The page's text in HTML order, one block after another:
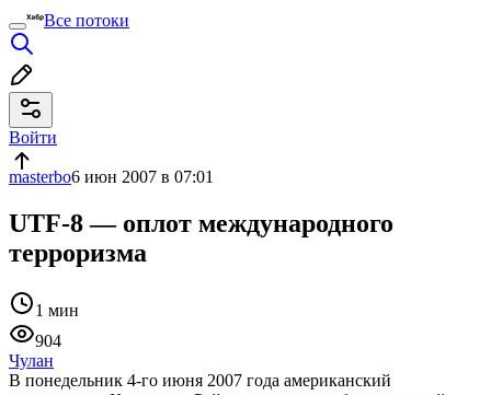
Все потоки
Войти
masterbo6 июн 2007 в 07:01
UTF-8 — оплот международного
терроризма
1 мин
904
Чулан
В понедельник 4-го июня 2007 года американский